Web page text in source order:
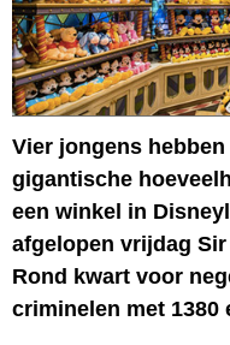
Vier jongens
gigantische
een winkel in
afgelopen vrijdag
Rond kwart voor
criminelen met 1380